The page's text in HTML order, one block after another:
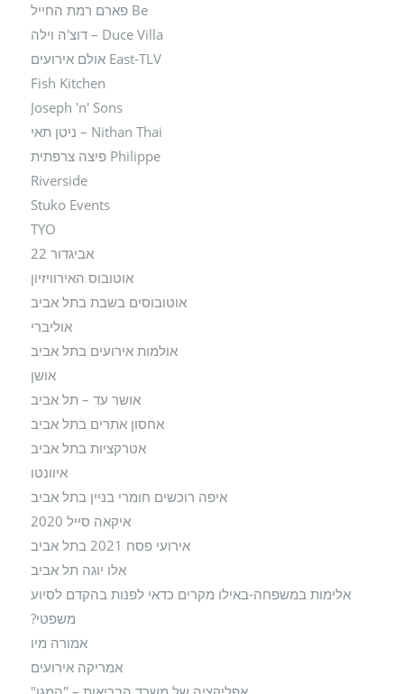
Be פארם רמת החייל
Duce Villa – דוצ'ה וילה
East-TLV אולם אירועים
Fish Kitchen
Joseph 'n' Sons
Nithan Thai – ניטן תאי
Philippe פיצה צרפתית
Riverside
Stuko Events
TYO
אביגדור 22
אוטובוס האירוויזיון
אוטובוסים בשבת בתל אביב
אוליברי
אולמות אירועים בתל אביב
אושן
אושר עד – תל אביב
אחסון אתרים בתל אביב
אטרקציות בתל אביב
איוונטו
איפה רוכשים חומרי בניין בתל אביב
איקאה סייל 2020
אירועי פסח 2021 בתל אביב
אלו יוגה תל אביב
אלימות במשפחה-באילו מקרים כדאי לפנות בהקדם לסיוע
משפטי?
אמורה מיו
אמריקה אירועים